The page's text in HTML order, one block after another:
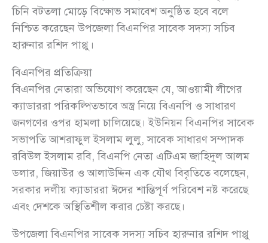
চিনি বটতলা মোড়ে বিক্ষোভ সমাবেশ অনুষ্ঠিত হবে বলে
নিশ্চিত করেছেন উপজেলা বিএনপির সাবেক সদস্য সচিব
হারুনার রশিদ পাপ্পু।
বিএনপির প্রতিক্রিয়া
বিএনপির নেতারা অভিযোগ করেছেন যে, আওয়ামী লীগের
ক্যাডাররা পরিকল্পিতভাবে অস্ত্র নিয়ে বিএনপি ও সাধারণ
জনগণের ওপর হামলা চালিয়েছে। ইউনিয়ন বিএনপির সাবেক
সভাপতি আশরাফুল ইসলাম লুলু, সাবেক সাধারণ সম্পাদক
রবিউল ইসলাম রবি, বিএনপি নেতা এটিএম জাহিদুল আলম
ডলার, জিয়াউর ও আলাউদ্দিন এক যৌথ বিবৃতিতে বলেছেন,
সরকার দলীয় ক্যাডাররা ঈদের শান্তিপূর্ণ পরিবেশ নষ্ট করেছে
এবং দেশকে অস্থিতিশীল করার চেষ্টা করছে।
উপজেলা বিএনপির সাবেক সদস্য সচিব হারুনার রশিদ পাপ্পু